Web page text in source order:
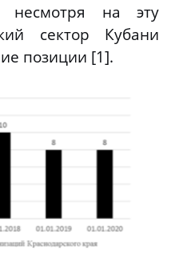
на эту
сектор Кубани
позиции [1].